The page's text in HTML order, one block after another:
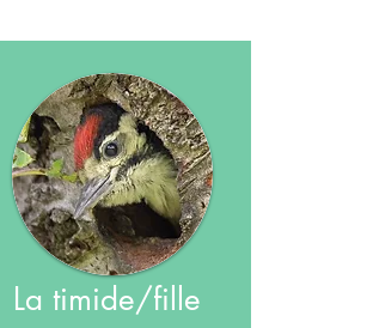
La timide/fille